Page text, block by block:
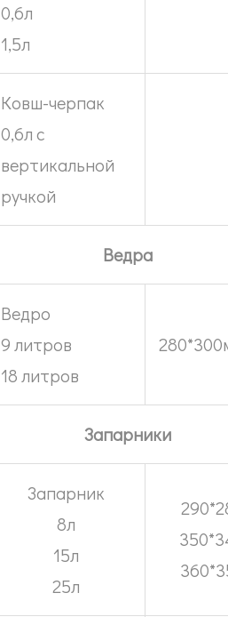
0,6л
1,5л
Ковш-черпак
0,6л с
вертикальной
ручкой
Ведра
Ведро
9 литров
18 литров
Запарники
Запарник
8л
15л
25л